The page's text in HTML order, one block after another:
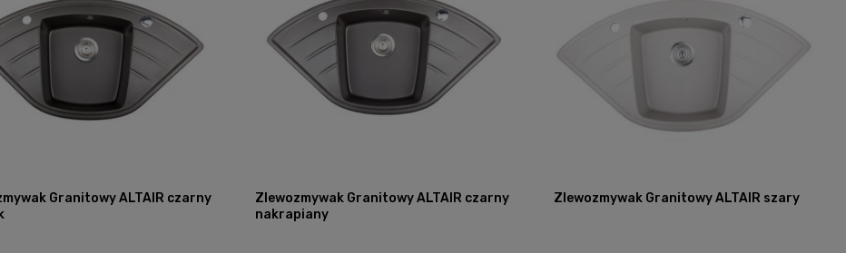
Granitowy ALTAIR czarny
Zlewozmywak Granitowy ALTAIR czarny
nakrapiany
Zlewozmywak Granitowy ALTAIR szary